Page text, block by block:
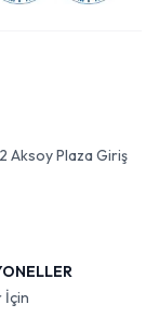
Aksoy Plaza Giriş